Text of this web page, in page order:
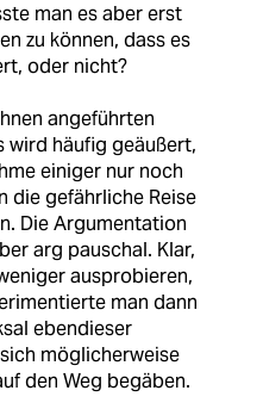
man es aber erst
zu können, dass es
oder nicht?
angeführten
wird häufig geäußert,
einiger nur noch
die gefährliche Reise
Die Argumentation
arg pauschal. Klar,
ausprobieren,
man dann
ebendieser
möglicherweise
den Weg begäben.